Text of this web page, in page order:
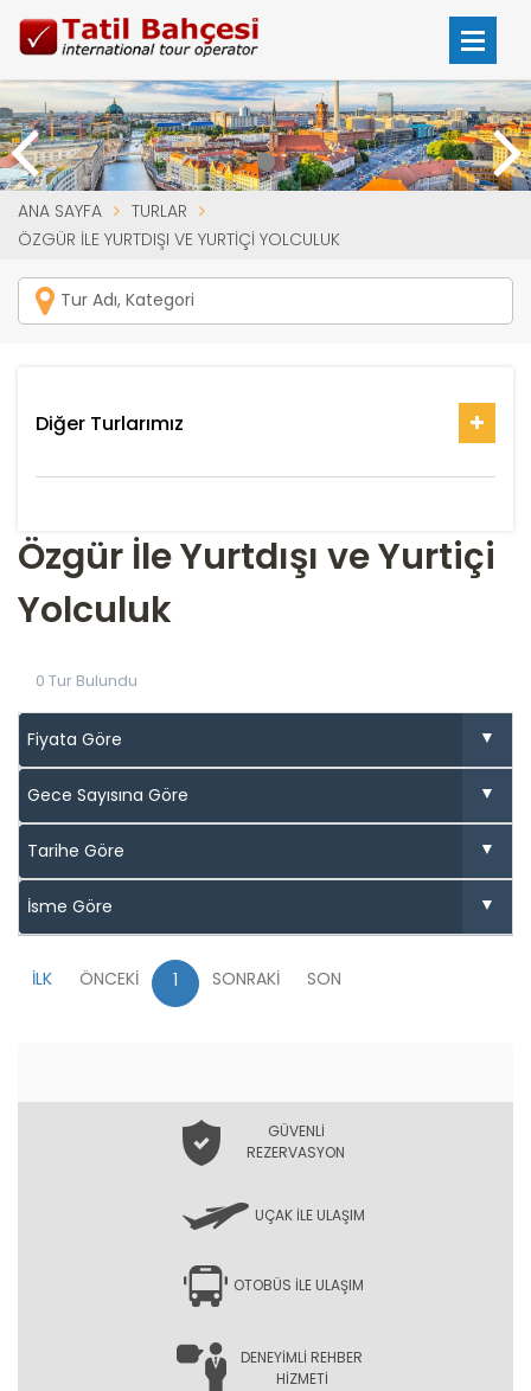
ANA SAYFA
TURLAR
ÖZGÜR İLE YURTDIŞI VE YURTIÇI YOLCULUK
Diğer Turlarımız
Özgür İle Yurtdışı ve Yurtiçi
Yolculuk
0 Tur Bulundu
İLK ÖNCEKİ 1 SONRAKİ SON
GÜVENLİ
REZERVASYON
UÇAK İLE ULAŞIM
OTOBÜS İLE ULAŞIM
DENEYİMLİ REHBER
HİZMETİ